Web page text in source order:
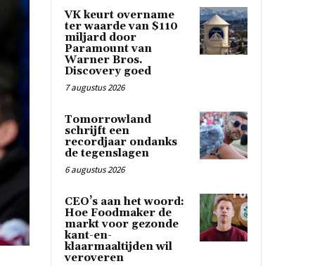
VK keurt overname
ter waarde van $110
miljard door
Paramount van
Warner Bros.
Discovery goed
7 augustus 2026
Tomorrowland
schrijft een
recordjaar ondanks
de tegenslagen
6 augustus 2026
CEO’s aan het woord:
Hoe Foodmaker de
markt voor gezonde
kant-en-
klaarmaaltijden wil
veroveren